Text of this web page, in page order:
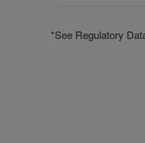
*See Regulatory